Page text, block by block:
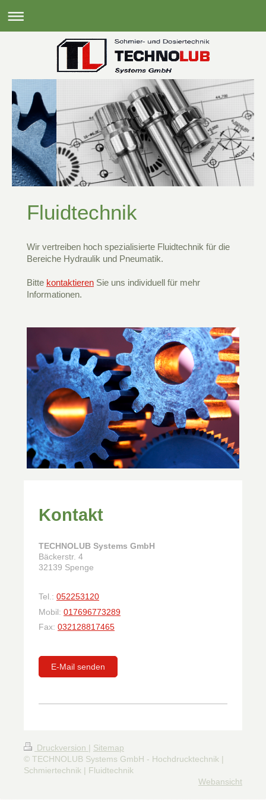
Fluidtechnik
Wir vertreiben hoch spezialisierte Fluidtechnik für die
Bereiche Hydraulik und Pneumatik.
Bitte kontaktieren Sie uns individuell für mehr
Informationen.
Kontakt
TECHNOLUB Systems GmbH
Bäckerstr. 4
32139 Spenge
Tel.: 052253120
Mobil: 017696773289
Fax: 032128817465
E-Mail senden
Druckversion | Sitemap
© TECHNOLUB Systems GmbH - Hochdrucktechnik |
Schmiertechnik | Fluidtechnik
Webansicht